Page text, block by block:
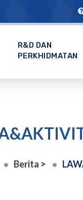
R&D DAN
PERKHIDMATAN
Berita > LAWATAN